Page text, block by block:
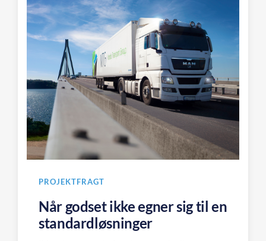
PROJEKTFRAGT
Når godset ikke egner sig til en
standardløsninger